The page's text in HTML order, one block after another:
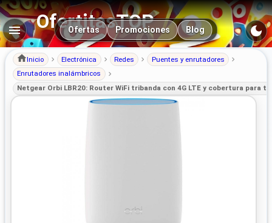
OfertitasTOP
Navegación principal
Ofertas Promociones Blog
Inicio Electrónica Redes
Puentes y enrutadores
Enrutadores inalámbricos
Netgear Orbi LBR20: Router WiFi tribanda con 4G LTE y cobertura para